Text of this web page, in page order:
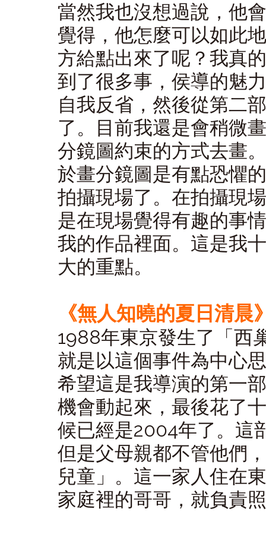
當然我也沒想過說，他
覺得，他怎麼可以如此
方給點出來了呢？我真
到了很多事，侯導的魅
自我反省，然後從第二
了。目前我還是會稍微
分鏡圖約束的方式去畫
於畫分鏡圖是有點恐懼
拍攝現場了。在拍攝現
是在現場覺得有趣的事
我的作品裡面。這是我
大的重點。
《無人知曉的夏日清晨
1988年東京發生了「西
就是以這個事件為中心
希望這是我導演的第一
機會動起來，最後花了
候已經是2004年了。這
但是父母親都不管他們
兒童」。這一家人住在
家庭裡的哥哥，就負責